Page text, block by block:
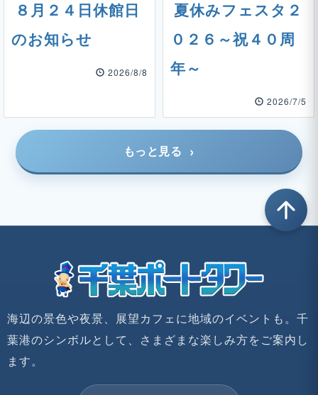
８月２４日休館日
のお知らせ
2026/8/8
夏休みフェスタ２
０２６～祝４０周
年～
2026/7/5
もっと見る
arrow_upward
海辺の景色や夜景、展望カフェに地域のイベントも。千
葉港のシンボルとして、さまざまな楽しみ方をご案内し
ます。